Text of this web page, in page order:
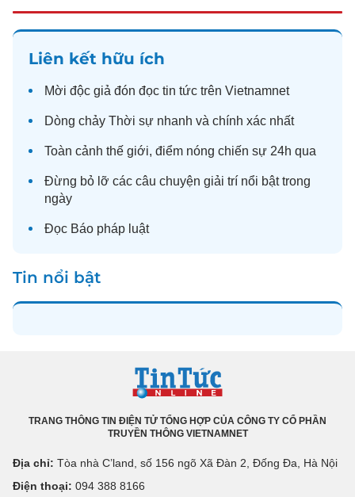
Liên kết hữu ích
Mời độc giả đón đọc tin tức trên Vietnamnet
Dòng chảy Thời sự nhanh và chính xác nhất
Toàn cảnh thế giới, điểm nóng chiến sự 24h qua
Đừng bỏ lỡ các câu chuyện giải trí nổi bật trong
ngày
Đọc Báo pháp luật
Tin nổi bật
TRANG THÔNG TIN ĐIỆN TỬ TỔNG HỢP CỦA CÔNG TY CỔ PHẦN
TRUYỀN THÔNG VIETNAMNET
Địa chỉ: Tòa nhà C’land, số 156 ngõ Xã Đàn 2, Đống Đa, Hà Nội
Điện thoại: 094 388 8166